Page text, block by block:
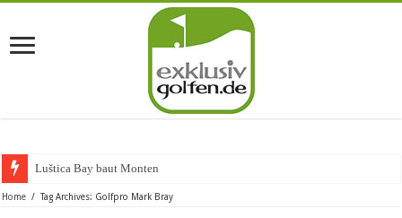
Luštica Bay baut Montenegro
Home / Tag Archives: Golfpro Mark Bray